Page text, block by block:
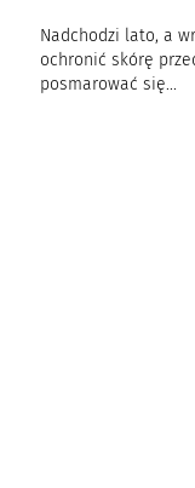
Nadchodzi lato, a
ochronić skórę
posmarować się...